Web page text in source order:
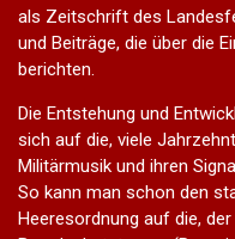
als Zeitschrift des
und Beiträge, die über die
berichten.
Die Entstehung und
sich auf die, viele
Militärmusik und ihren
So kann man schon den
Heeresordnung auf die,